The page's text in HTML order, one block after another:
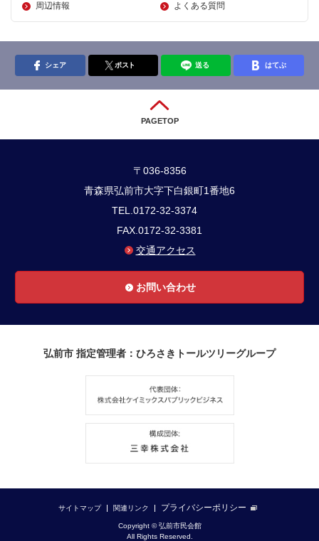
周辺情報
よくある質問
シェア ポスト 送る はてぶ
PAGETOP
〒036-8356
青森県弘前市大字下白銀町1番地6
TEL.0172-32-3374
FAX.0172-32-3381
交通アクセス
お問い合わせ
弘前市 指定管理者：ひろさきトールツリーグループ
サイトマップ 関連リンク プライバシーポリシー
Copyright © 弘前市民会館
All Rights Reserved.